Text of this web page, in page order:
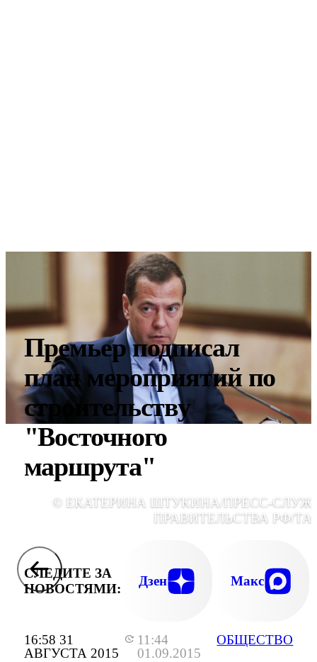
16:58 31
АВГУСТА 2015
11:44
01.09.2015
ОБЩЕСТВО
Премьер подписал
план мероприятий по
строительству
"Восточного
маршрута"
© ЕКАТЕРИНА ШТУКИНА/ПРЕСС-
ПРАВИТЕЛЬСТВА РФ/
СЛЕДИТЕ ЗА
НОВОСТЯМИ:
Дзен Макс